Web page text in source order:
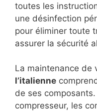
toutes les
une désinfection
pour éliminer toute
assurer la sécurité
La maintenance de
l’italienne
de ses
compresseur, les